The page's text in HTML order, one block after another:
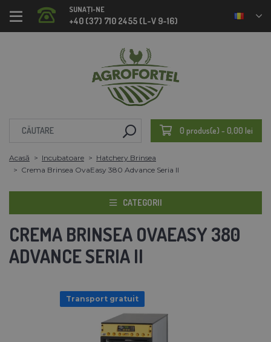
SUNAȚI-NE
+40 (37) 710 2455 (L-V 9-16)
0 produs(e) - 0,00 lei
Acasă Incubatoare
Hatchery Brinsea
Crema Brinsea OvaEasy 380 Advance Seria II
CATEGORII
CREMA BRINSEA OVAEASY 380
ADVANCE SERIA II
Transport gratuit